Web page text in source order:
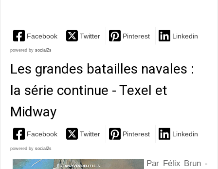
Facebook Twitter Pinterest Linkedin
powered by social2s
Les grandes batailles navales :
la série continue - Texel et
Midway
Facebook Twitter Pinterest Linkedin
powered by social2s
Par Félix Brun -